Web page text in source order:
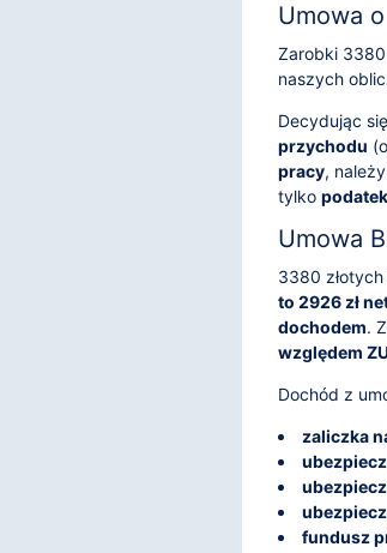
Umowa
Zarobki
naszych
Decydując
przychodu
pracy,
tylko
Umowa
3380
to 2926 zł
dochodem.
względem
Dochód z
zaliczka
fundusz